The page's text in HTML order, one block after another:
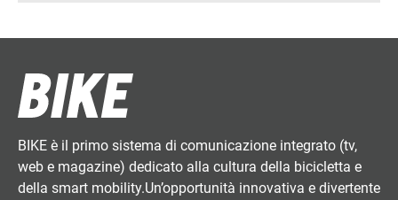
BIKE è il primo sistema di comunicazione integrato (tv,
web e magazine) dedicato alla cultura della bicicletta e
della smart mobility.Un’opportunità innovativa e divertente